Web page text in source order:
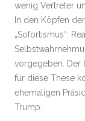
wenig Vertreter
In den Köpfen
„Sofortismus“:
vorgegeben. Der
für diese These
ehemaligen
Trump.